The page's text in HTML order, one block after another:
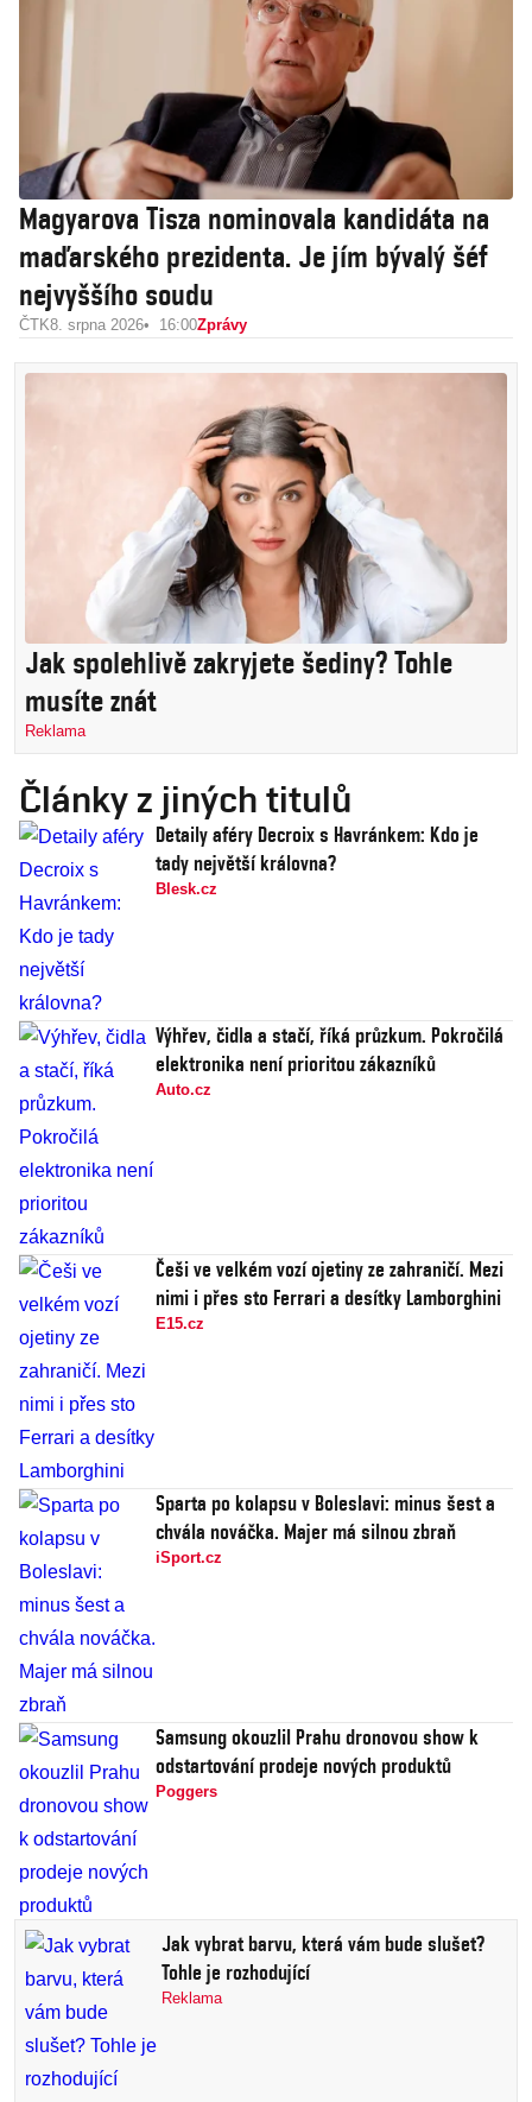
Magyarova Tisza nominovala kandidáta na
maďarského prezidenta. Je jím bývalý šéf
nejvyššího soudu
ČTK8. srpna 2026 16:00Zprávy
Jak spolehlivě zakryjete šediny? Tohle
musíte znát
Reklama
Články z jiných titulů
Detaily aféry Decroix s Havránkem: Kdo je
tady největší královna?
Blesk.cz
Výhřev, čidla a stačí, říká průzkum. Pokročilá
elektronika není prioritou zákazníků
Auto.cz
Češi ve velkém vozí ojetiny ze zahraničí. Mezi
nimi i přes sto Ferrari a desítky Lamborghini
E15.cz
Sparta po kolapsu v Boleslavi: minus šest a
chvála nováčka. Majer má silnou zbraň
iSport.cz
Samsung okouzlil Prahu dronovou show k
odstartování prodeje nových produktů
Poggers
Jak vybrat barvu, která vám bude slušet?
Tohle je rozhodující
Reklama